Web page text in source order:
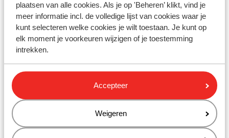
plaatsen van alle cookies. Als je op 'Beheren’ klikt, vind je
meer informatie incl. de volledige lijst van cookies waar je
kunt selecteren welke cookies je wilt toestaan. Je kunt op
elk moment je voorkeuren wijzigen of je toestemming
intrekken.
Accepteer
Weigeren
Pourquoi ne voyez-vous pas de vols au départ ou à
destination d’Eindhoven entre février et juillet 2027 ?
Questions connexes
Est-il possible de procéder à l'enregistrement en ligne pour
Dans quel délai vous enregistrer à l'aéroport?
Pouvez-vous ajouter ou modifier un transfert ?
Pouvez-vous réserver un siège dans l'avion à l'avance ?